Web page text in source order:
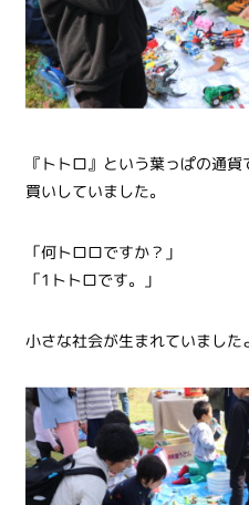
『トトロ』という葉っぱの通
買いしていました。
「何トロロですか？」
「1トトロです。」
小さな社会が生まれていました